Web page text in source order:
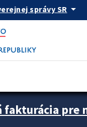
správy SR arrow_drop_down
upútavok
fakturácia pre